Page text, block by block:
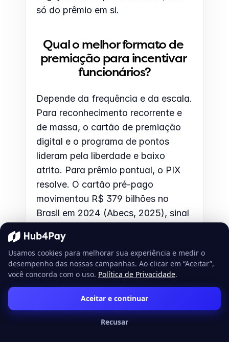
só do prêmio em si.
Qual o melhor formato de
premiação para incentivar
funcionários?
Depende da frequência e da escala.
Para reconhecimento recorrente e
de massa, o cartão de premiação
digital e o programa de pontos
lideram pela liberdade e baixo
atrito. Para prêmio pontual, o PIX
resolve. O cartão pré-pago
movimentou R$ 379 bilhões no
Brasil em 2024 (Abecs, 2025), sinal
Em síntese
Empresas que incentivam bem não
gastam mais. Elas desenham
melhor. Ligam cada prêmio a um
Usamos cookies para melhorar sua experiência e medir o
desempenho das nossas campanhas. Ao clicar em “Aceitar”,
você concorda com o uso. Política de Privacidade.
Recusar
Aceitar e continuar